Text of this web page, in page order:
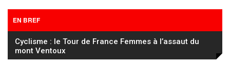
EN BREF
Cyclisme : le Tour de France Femmes à l’assaut du
mont Ventoux